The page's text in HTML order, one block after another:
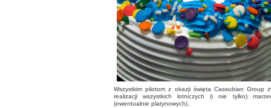
Wszystkim pilotom z okazji święta Cassubian Group
realizacji wszystkich lotniczych (i nie tylko)
(ewentualnie platynowych).